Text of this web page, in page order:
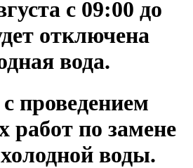
с 09:00 до
отключена
вода.
проведением
работ по замене
воды.